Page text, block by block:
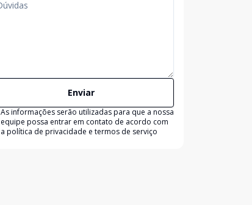
Enviar
As informações serão utilizadas para que a nossa
equipe possa entrar em contato de acordo com
a política de privacidade e termos de serviço